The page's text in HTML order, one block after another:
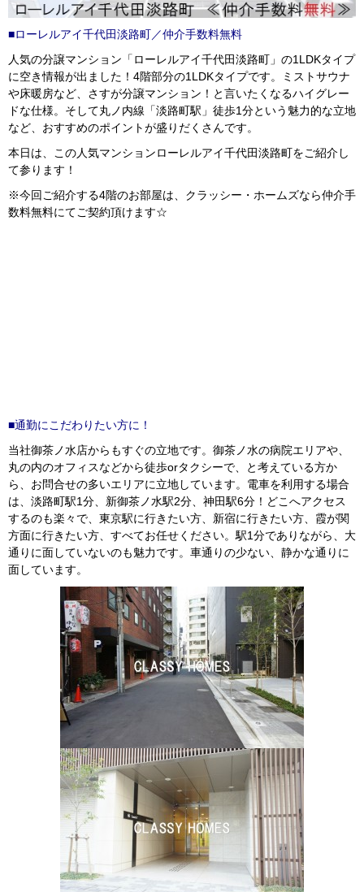
■ローレルアイ千代田淡路町／仲介手数料無料
人気の分譲マンション「ローレルアイ千代田淡路町」の1LDKタイプ
に空き情報が出ました！4階部分の1LDKタイプです。ミストサウナ
や床暖房など、さすが分譲マンション！と言いたくなるハイグレー
ドな仕様。そして丸ノ内線「淡路町駅」徒歩1分という魅力的な立地
など、おすすめのポイントが盛りだくさんです。
本日は、この人気マンションローレルアイ千代田淡路町をご紹介し
て参ります！
※今回ご紹介する4階のお部屋は、クラッシー・ホームズなら仲介手
数料無料にてご契約頂けます☆
■通勤にこだわりたい方に！
当社御茶ノ水店からもすぐの立地です。御茶ノ水の病院エリアや、
丸の内のオフィスなどから徒歩orタクシーで、と考えている方か
ら、お問合せの多いエリアに立地しています。電車を利用する場合
は、淡路町駅1分、新御茶ノ水駅2分、神田駅6分！どこへアクセス
するのも楽々で、東京駅に行きたい方、新宿に行きたい方、霞が関
方面に行きたい方、すべてお任せください。駅1分でありながら、大
通りに面していないのも魅力です。車通りの少ない、静かな通りに
面しています。